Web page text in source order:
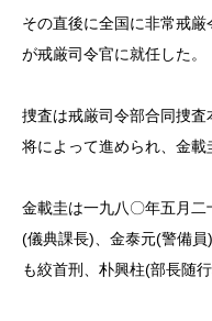
その直後に全国に非常戒
が戒厳司令官に就任した。
捜査は戒厳司令部合同捜
将によって進められ、金載
金載圭は一九八〇年五月
(儀典課長)、金泰元(警備
も絞首刑、朴興柱(部長随